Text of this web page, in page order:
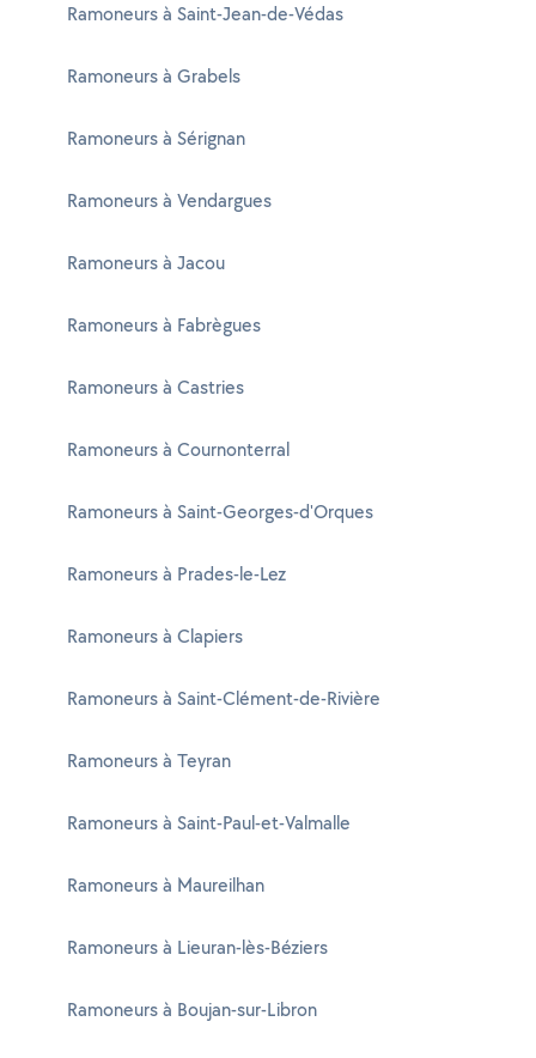
Ramoneurs à Saint-Jean-de-Védas
Ramoneurs à Grabels
Ramoneurs à Sérignan
Ramoneurs à Vendargues
Ramoneurs à Jacou
Ramoneurs à Fabrègues
Ramoneurs à Castries
Ramoneurs à Cournonterral
Ramoneurs à Saint-Georges-d'Orques
Ramoneurs à Prades-le-Lez
Ramoneurs à Clapiers
Ramoneurs à Saint-Clément-de-Rivière
Ramoneurs à Teyran
Ramoneurs à Saint-Paul-et-Valmalle
Ramoneurs à Maureilhan
Ramoneurs à Lieuran-lès-Béziers
Ramoneurs à Boujan-sur-Libron